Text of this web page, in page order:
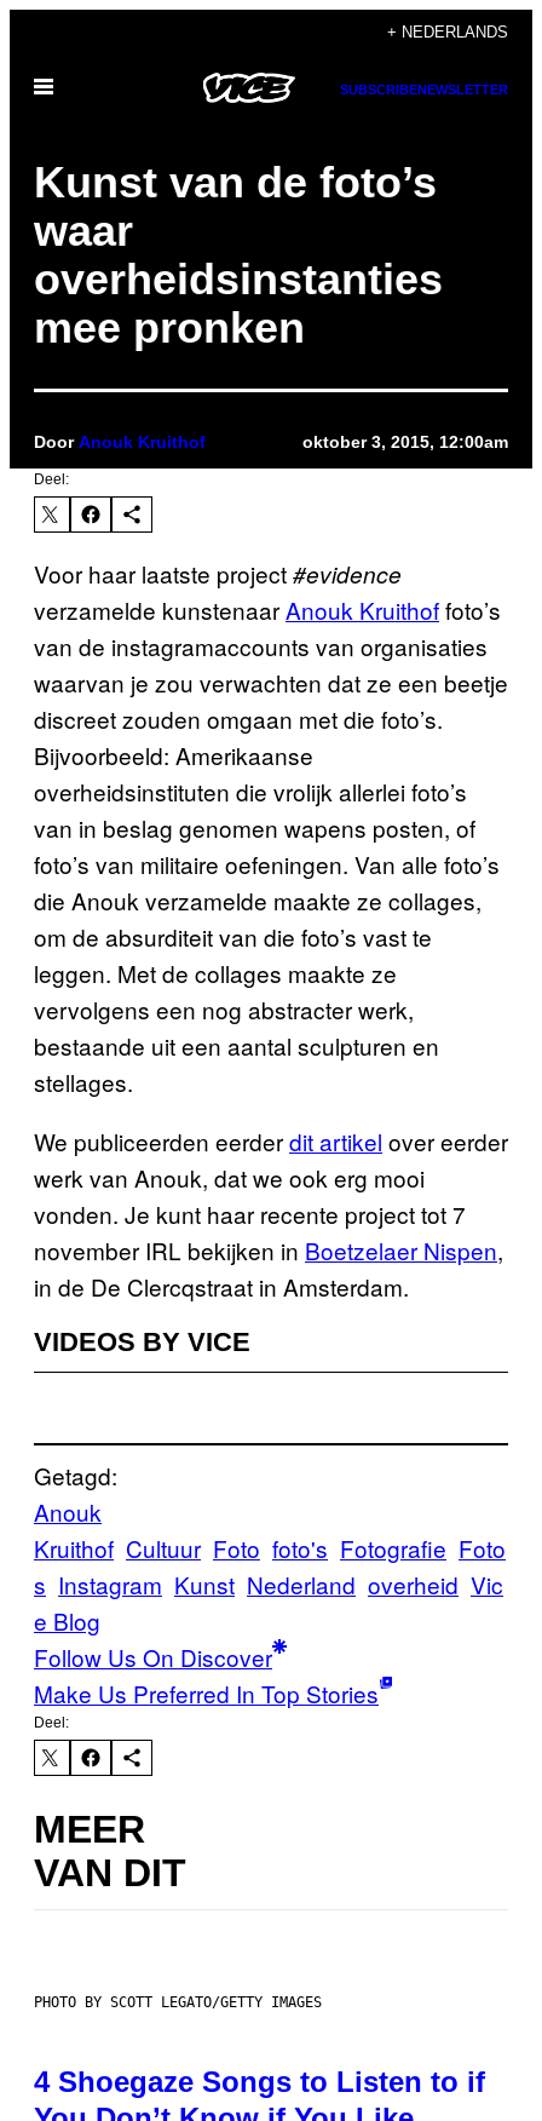
de
+ NEDERLANDS
Open
SUBSCRIBENEWSLETTER
Kunst van de foto’s
waar
overheidsinstanties
mee pronken
DoorAnouk Kruithof oktober 3, 2015, 12:00am
Deel:
Voor haar laatste project#evidence
verzamelde kunstenaarAnouk Kruithoffoto’s
van de instagramaccounts van organisaties
waarvan je zou verwachten dat ze een beetje
discreet zouden omgaan met die foto’s.
Bijvoorbeeld: Amerikaanse
overheidsinstituten die vrolijk allerlei foto’s
van in beslag genomen wapens posten, of
foto’s van militaire oefeningen. Van alle foto’s
die Anouk verzamelde maakte ze collages,
om de absurditeit van die foto’s vast te
leggen. Met de collages maakte ze
vervolgens een nog abstracter werk,
bestaande uit een aantal sculpturen en
stellages.
We publiceerden eerderdit artikel over eerder
werk van Anouk, dat we ook erg mooi
vonden. Je kunt haar recente project tot 7
november IRL bekijken in Boetzelaer Nispen,
in de De Clercqstraat in Amsterdam.
VIDEOS BY VICE
Getagd:
Anouk
Kruithof Cultuur Foto foto's Fotografie Foto
s Instagram Kunst Nederland overheid Vic
e Blog
Follow Us On Discover
Make Us Preferred In Top Stories
Deel:
MEER
VAN DIT
PHOTO BY SCOTT LEGATO/GETTY IMAGES
4 Shoegaze Songs to Listen to if